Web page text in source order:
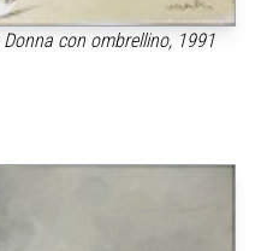
Donna con ombrellino, 1991